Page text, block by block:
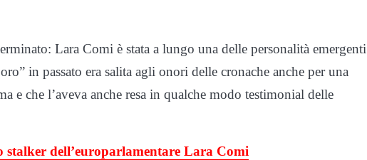
Lara Comi è stata a lungo una delle personalità emergenti
in passato era salita agli onori delle cronache anche per una
e che l’aveva anche resa in qualche modo testimonial delle
stalker dell’europarlamentare Lara Comi